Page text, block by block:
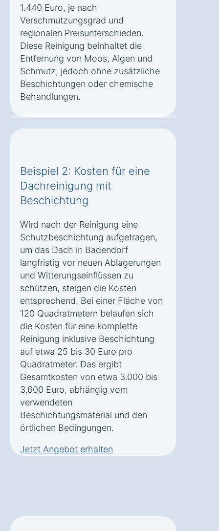
1.440 Euro, je nach
Verschmutzungsgrad und
regionalen Preisunterschieden.
Diese Reinigung beinhaltet die
Entfernung von Moos, Algen und
Schmutz, jedoch ohne zusätzliche
Beschichtungen oder chemische
Behandlungen.
Beispiel 2: Kosten für eine
Dachreinigung mit
Beschichtung
Wird nach der Reinigung eine
Schutzbeschichtung aufgetragen,
um das Dach in Badendorf
langfristig vor neuen Ablagerungen
und Witterungseinflüssen zu
schützen, steigen die Kosten
entsprechend. Bei einer Fläche von
120 Quadratmetern belaufen sich
die Kosten für eine komplette
Reinigung inklusive Beschichtung
auf etwa 25 bis 30 Euro pro
Quadratmeter. Das ergibt
Gesamtkosten von etwa 3.000 bis
3.600 Euro, abhängig vom
verwendeten
Beschichtungsmaterial und den
örtlichen Bedingungen.
Jetzt Angebot erhalten